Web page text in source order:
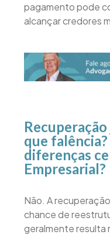
pagamento pode
alcançar credores
que falência?
diferenças
Empresarial?
Não. A
chance de
geralmente resulta